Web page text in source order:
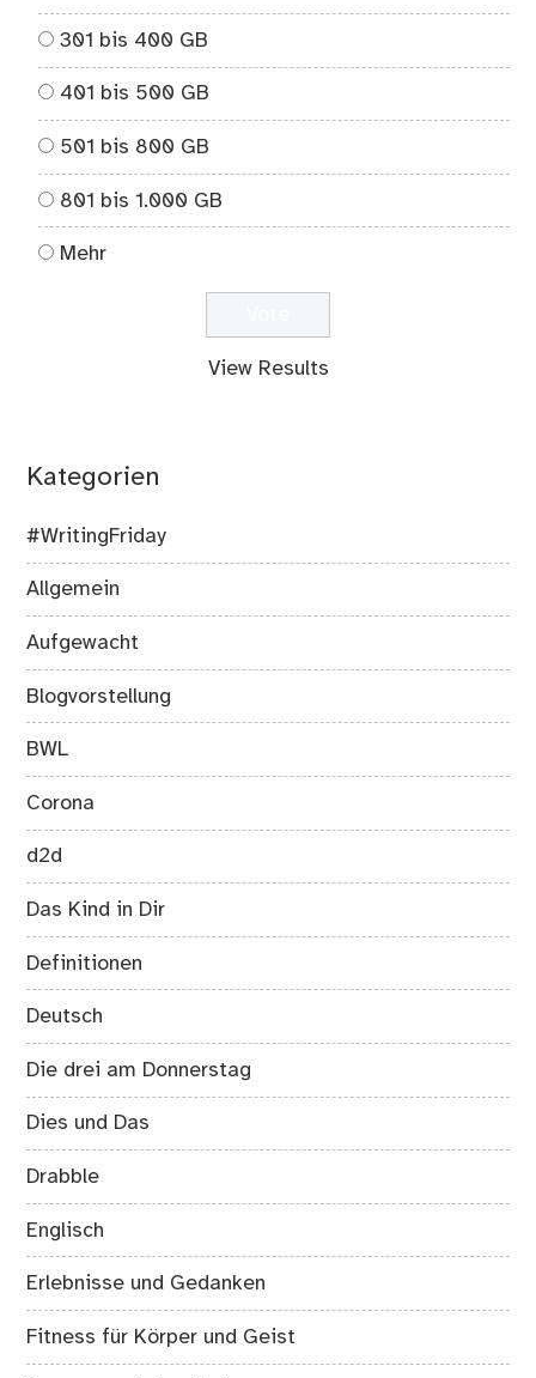
301 bis 400 GB
401 bis 500 GB
501 bis 800 GB
801 bis 1.000 GB
Mehr
View Results
Kategorien
#WritingFriday
Allgemein
Aufgewacht
Blogvorstellung
BWL
Corona
d2d
Das Kind in Dir
Definitionen
Deutsch
Die drei am Donnerstag
Dies und Das
Drabble
Englisch
Erlebnisse und Gedanken
Fitness für Körper und Geist